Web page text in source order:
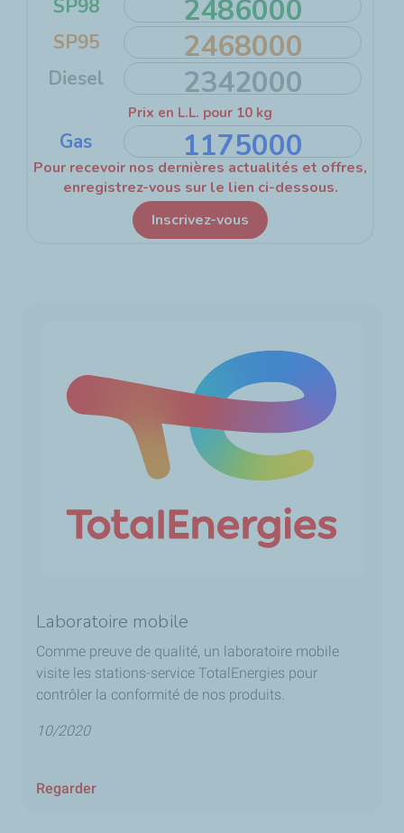
Laboratoire mobile
Comme preuve de qualité, un laboratoire mobile
visite les stations-service TotalEnergies pour
contrôler la conformité de nos produits.
10/2020
Regarder